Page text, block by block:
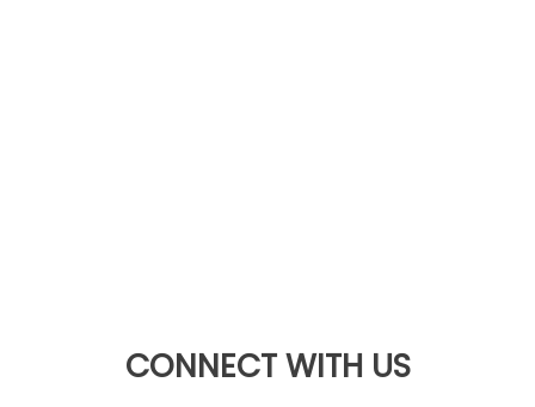
CONNECT WITH US